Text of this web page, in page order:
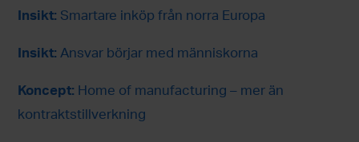
Insikt: Smartare inköp från norra Europa
Insikt: Ansvar börjar med människorna
Koncept: Home of manufacturing – mer än
kontraktstillverkning